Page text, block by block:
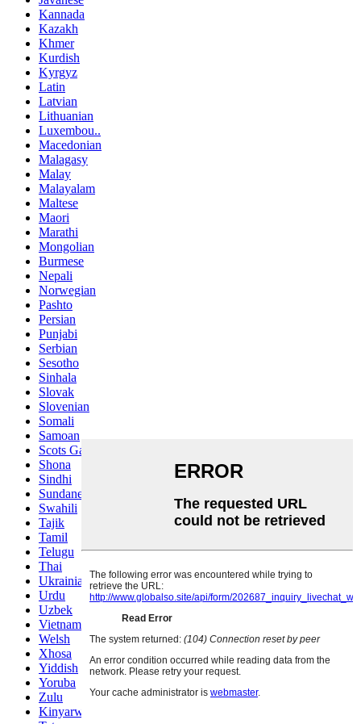
Kannada
Kazakh
Khmer
Kurdish
Kyrgyz
Latin
Latvian
Lithuanian
Luxembou..
Macedonian
Malagasy
Malay
Malayalam
Maltese
Maori
Marathi
Mongolian
Burmese
Nepali
Norwegian
Pashto
Persian
Punjabi
Serbian
Sesotho
Sinhala
Slovak
Slovenian
Somali
Samoan
Scots Gaelic
Shona
Sindhi
Sundanese
Swahili
Tajik
Tamil
Telugu
Thai
Ukrainian
Urdu
Uzbek
Vietnamese
Welsh
Xhosa
Yiddish
Yoruba
Zulu
Kinyarwanda